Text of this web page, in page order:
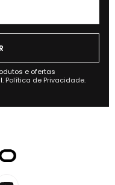
e ofertas
Política de Privacidade.